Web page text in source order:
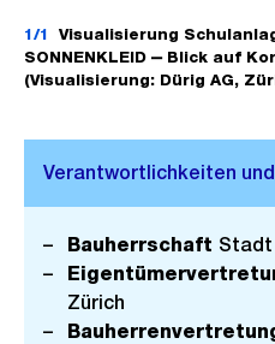
1/1
Visualisierung
SONNENKLEID ‒ Blick auf
(Visualisierung: Dürig AG,
Bauherrschaft Stadt
Zürich